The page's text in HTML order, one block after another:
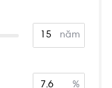
năm
%